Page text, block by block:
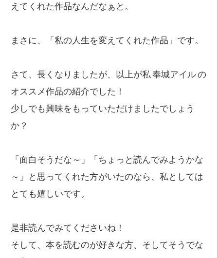
えてくれた作品なんだなぁと。
まさに、「私の人生を変えてくれた作品」です。
さて、長くなりましたが、以上が私 奉城アイル の
オススメ作品の紹介でした！
少しでも興味をもっていただけましたでしょう
か？
「面白そうだな～」「ちょっと読んでみようかな
～」と思ってくれた方がいたのなら、私としては
とても嬉しいです。
是非読んでみてくださいね！
そして、本を読むのが好きな方、そしてそうでな